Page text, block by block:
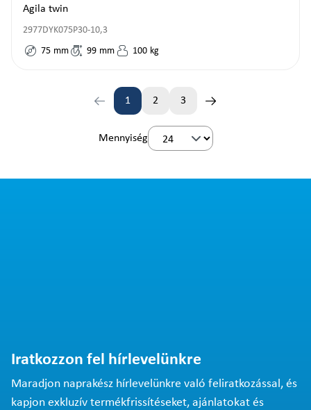
Agila twin
2977DYK075P30-10,3
75 mm 99 mm 100 kg
Oldal
1 2 3
Mennyiség
Iratkozzon fel hírlevelünkre
Maradjon naprakész hírlevelünkre való feliratkozással, és
kapjon exkluzív termékfrissítéseket, ajánlatokat és